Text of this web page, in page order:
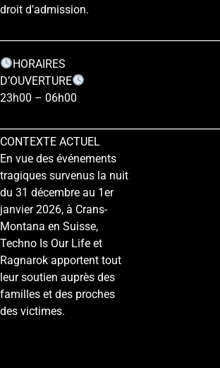
droit d’admission.
HORAIRES
D’OUVERTURE
23h00 – 06h00
CONTEXTE ACTUEL
En vue des événements
tragiques survenus la nuit
du 31 décembre au 1er
janvier 2026, à Crans-
Montana en Suisse,
Techno Is Our Life et
Ragnarok apportent tout
leur soutien auprès des
familles et des proches
des victimes.